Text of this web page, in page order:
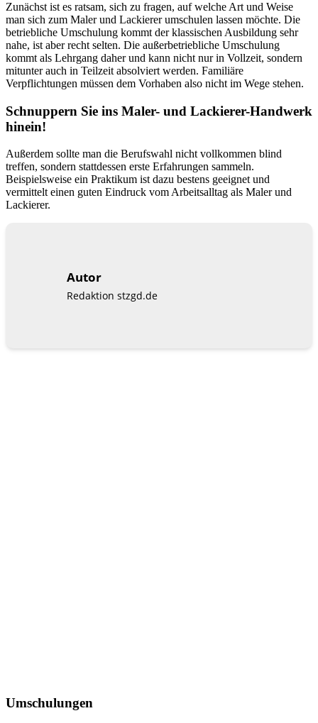
Zunächst ist es ratsam, sich zu fragen, auf welche Art und Weise
man sich zum Maler und Lackierer umschulen lassen möchte. Die
betriebliche Umschulung kommt der klassischen Ausbildung sehr
nahe, ist aber recht selten. Die außerbetriebliche Umschulung
kommt als Lehrgang daher und kann nicht nur in Vollzeit, sondern
mitunter auch in Teilzeit absolviert werden. Familiäre
Verpflichtungen müssen dem Vorhaben also nicht im Wege stehen.
Schnuppern Sie ins Maler- und Lackierer-Handwerk
hinein!
Außerdem sollte man die Berufswahl nicht vollkommen blind
treffen, sondern stattdessen erste Erfahrungen sammeln.
Beispielsweise ein Praktikum ist dazu bestens geeignet und
vermittelt einen guten Eindruck vom Arbeitsalltag als Maler und
Lackierer.
Autor
Redaktion stzgd.de
Umschulungen